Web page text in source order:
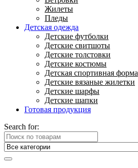
Жилеты
Пледы
Детская одежда
Детские футболки
Детские свитшоты
Детские толстовки
Детские костюмы
Детская спортивная форма
Детские вязаные жилетки
Детские шарфы
Детские шапки
Готовая продукция
Search for: